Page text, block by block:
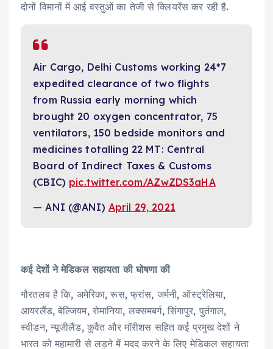
दोनों विमानों में आई वस्तुओं का तेजी से क्लियरेंस कर रही है.
Air Cargo, Delhi Customs working 24*7
expedited clearance of two flights
from Russia early morning which
brought 20 oxygen concentrator, 75
ventilators, 150 bedside monitors and
medicines totalling 22 MT: Central
Board of Indirect Taxes & Customs
(CBIC) pic.twitter.com/AZwZDS3aHA
— ANI (@ANI) April 29, 2021
कई देशों ने मेडिकल सहायता की घोषणा की
गौरतलब है कि, अमेरिका, रूस, फ्रांस, जर्मनी, ऑस्ट्रेलिया,
आयरलैंड, बेल्जियम, रोमानिया, लक्समबर्ग, सिंगापुर, पुर्तगाल,
स्वीडन, न्यूजीलैंड, कुवैत और मॉरीशस सहित कई प्रमुख देशों ने
भारत को महामारी से लड़ने में मदद करने के लिए मेडिकल सहायता